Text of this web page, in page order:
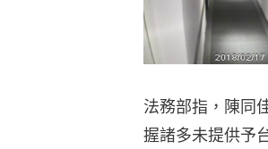
法務部指，陳同
握諸多未提供予